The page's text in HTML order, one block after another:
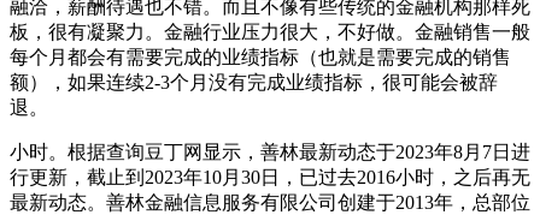
融洽，薪酬待遇也不错。而且不像有些传统的金融机构那样死
板，很有凝聚力。金融行业压力很大，不好做。金融销售一般
每个月都会有需要完成的业绩指标（也就是需要完成的销售
额），如果连续2-3个月没有完成业绩指标，很可能会被辞
退。
小时。根据查询豆丁网显示，善林最新动态于2023年8月7日进
行更新，截止到2023年10月30日，已过去2016小时，之后再无
最新动态。善林金融信息服务有限公司创建于2013年，总部位